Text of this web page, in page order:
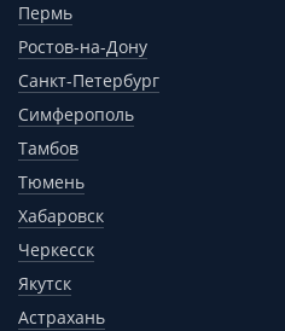
Пермь
Ростов-на-Дону
Санкт-Петербург
Симферополь
Тамбов
Тюмень
Хабаровск
Черкесск
Якутск
Астрахань